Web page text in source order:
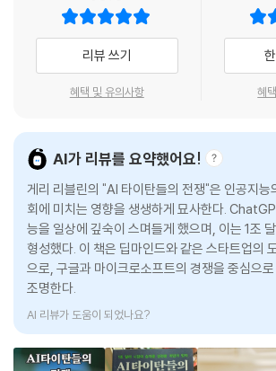
페이스북 역시 AI에 일찍 뛰어들었지만, 마크 저커
하면서 방향을 잘못 잡았다. 그는 3D 가상현실에
회사명을 ‘메타’로 바꾸고 수십억 달러를 투자했다.
자, 저커버그도 정신이 번쩍 들었다. 메타는 시장에
혹은 스무 번째로 LLM을 출시하는 회사가 되기를
대신, 자사 대규모 언어 모델인 LLaMA를 오픈소
--- p.370
살아남는 자와 사라지는 자의 차이는?
하루가 다르게 변하는 인공지능 생태계에서 누가
될 것인가. 이 책은 일론 머스크, 샘 올트먼, 사티아
등 우리가 익히 아는 대표적인 테크 거물들을 모두
인플렉션 AI의 창업자 무스타파 술레이만이다.
리드 호프먼은 실리콘밸리 CEO들이 가장 만나고
크드인, 페이팔의 공동 창업자이자 인플렉션 AI, 오
산업 전반에 막대한 영향력을 행사하고 있다. 이런
망을 따라가다 보면 AI 산업과 자본의 수레바퀴가
지를 알 수 있다.
무스타파 술레이만은 AI 산업에서 가장 주목받는
인드의 공동 창립자로서 인공지능 시장을 선도했
고의 인재를 모아 드림팀을 꾸리고 수천억 원 규모
공지능 기업의 현재와 미래를 입체적으로 조망하는
밸리에 있는 대부분의 인공지능 스타트업이 결국 살
성은 크지 않다”는 냉정한 전망으로 마무리됩니다.
니다. 기술과 자본, 그리고 인간의 야망이 교차하는
선을 들여다보고 싶은 모든 이에게 권하는 필독서입
- 박상길 (《비전공자도 이해할 수 있는 챗GPT》 저자)
언젠가 미래의 AI들도 이 책을 읽고, AI를 만들기 위
쟁하고, 싸우고, 서로 속이기까지 했는지 답할 것이
이 재밌게 읽을 차례다.
게리 리블린의 저널리즘이 빛나는 것은, 사회의 부
리뷰 쓰기
혜택 및 유의사항 혜
AI가 리뷰를 요약했어요!
게리 리블린의 "AI 타이탄들의 전쟁"은 인공지능
회에 미치는 영향을 생생하게 묘사한다.
능을 일상에 깊숙이 스며들게 했으며, 이는 1조
형성했다. 이 책은 딥마인드와 같은 스타트업의
으로, 구글과 마이크로소프트의 경쟁을 중심으
조명한다.
AI 리뷰가 도움이 되었나요?